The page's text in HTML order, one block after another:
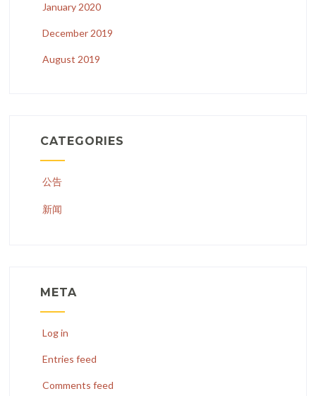
January 2020
December 2019
August 2019
CATEGORIES
公告
新闻
META
Log in
Entries feed
Comments feed